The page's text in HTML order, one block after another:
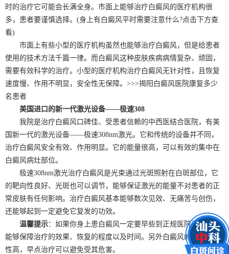
时的治疗它可能会长满全身。市面上能够治疗白癜风的医疗机构很
多，患者要谨慎选择。(身上有白癜风平时需要注意什么?点击下方查
看)
市面上有些小型的医疗机构虽然也能够治疗白癜风，但是给患者
使用的技术方法千篇一律。而白癜风这种皮肤疾病病情复杂、顽固，
需要有效科学的治疗。小型的医疗机构治疗白癜风无针对性，且恢复
速度慢、作用不明显，安全性无保障。>>>揭阳白癜风医院康复多少
名患者
美国进口的新一代激光设备——极速308
我院是治疗白癜风口碑佳、受患者信赖的中西医结合医院，有美
国新一代的激光设备——极速308nm激光。它和传统的设备并不同，
治疗白癜风安全有效、作用明显。它的能量很高，可以有效的集中在
白癜风病灶部位。
极速308nm激光治疗白癜风是光束通过光斑照射在白斑部位，它
的靶向性良好、光斑也可以调节，能够保证激光的能量不对患者的正
常皮肤有任何影响。治疗白癜风基本能够数次见效、无痛苦与创伤，
还能够起到一定避免它复发的功效。
温馨提示：如果你身上患白癜风一定要早些到正规医院治疗，它
能够保障治疗的效果、恢复的程度以及时间。另外白癜风的病情危害
性高，早点治疗可以避免受其危害。